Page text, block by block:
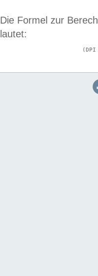
Die Formel zur
lautet: